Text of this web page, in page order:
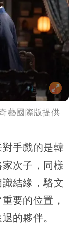
藝國際版提供
手戲的是韓
次子，同樣
結緣，駱文
要的位置，
的夥伴。